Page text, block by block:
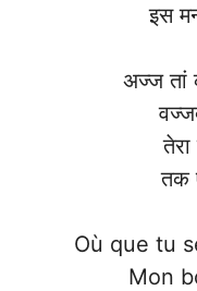
इस
अज्ज तां
तक
Où que tu
Mon